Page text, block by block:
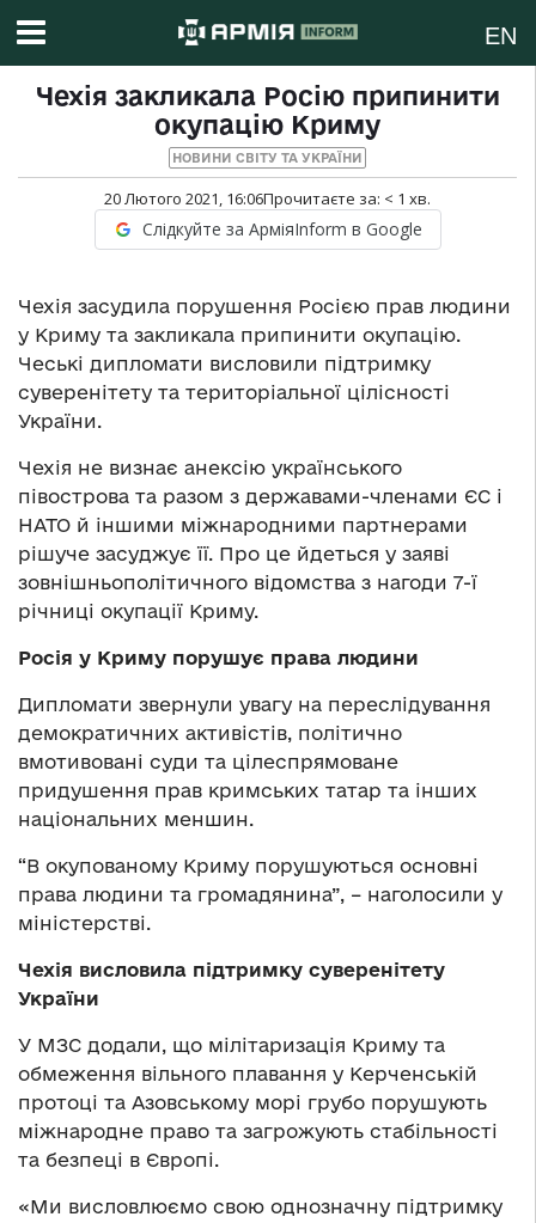
EN
Чехія закликала Росію припинити
окупацію Криму
НОВИНИ СВІТУ ТА УКРАЇНИ
20 Лютого 2021, 16:06Прочитаєте за: < 1 хв.
Слідкуйте за АрміяInform в Google
Чехія засудила порушення Росією прав людини
у Криму та закликала припинити окупацію.
Чеські дипломати висловили підтримку
суверенітету та територіальної цілісності
України.
Чехія не визнає анексію українського
півострова та разом з державами-членами ЄС і
НАТО й іншими міжнародними партнерами
рішуче засуджує її. Про це йдеться у заяві
зовнішньополітичного відомства з нагоди 7-ї
річниці окупації Криму.
Росія у Криму порушує права людини
Дипломати звернули увагу на переслідування
демократичних активістів, політично
вмотивовані суди та цілеспрямоване
придушення прав кримських татар та інших
національних меншин.
“В окупованому Криму порушуються основні
права людини та громадянина”, – наголосили у
міністерстві.
Чехія висловила підтримку суверенітету
України
У МЗС додали, що мілітаризація Криму та
обмеження вільного плавання у Керченській
протоці та Азовському морі грубо порушують
міжнародне право та загрожують стабільності
та безпеці в Європі.
«Ми висловлюємо свою однозначну підтримку